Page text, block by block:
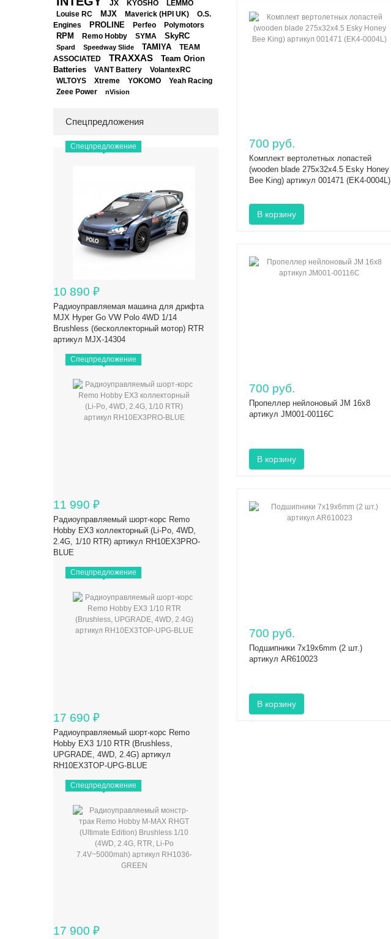
JX KYOSHO
LEMMO
Louise RC
MJX Maverick (HPI UK)
O.S.
Engines
PROLINE Perfeo Polymotors
RPM Remo Hobby SYMA SkyRC
Spard Speedway Slide TAMIYA
TEAM
ASSOCIATED
TRAXXAS
Team Orion
Batteries
VANT Battery VolantexRC
WLTOYS Xtreme YOKOMO Yeah Racing
Zeee Power nVision
Спецпредложения
Спецпредложение
10 890 ₽
Радиоуправляемая машина для дрифта
MJX Hyper Go VW Polo 4WD 1/14
Brushless (бесколлекторный мотор) RTR
артикул MJX-14304
Спецпредложение
11 990 ₽
Радиоуправляемый шорт-корс Remo
Hobby EX3 коллекторный (Li-Po, 4WD,
2.4G, 1/10 RTR) артикул RH10EX3PRO-
BLUE
Спецпредложение
17 690 ₽
Радиоуправляемый шорт-корс Remo
Hobby EX3 1/10 RTR (Brushless,
UPGRADE, 4WD, 2.4G) артикул
RH10EX3TOP-UPG-BLUE
Спецпредложение
17 900 ₽
700 руб.
Комплект вертолетных лопастей
(wooden blade 275x32x4.5 Esky Honey
Bee King) артикул 001471 (EK4-0004L)
700 руб.
Пропеллер нейлоновый JM 16х8
артикул JM001-00116C
700 руб.
Подшипники 7x19x6mm (2 шт.)
артикул AR610023